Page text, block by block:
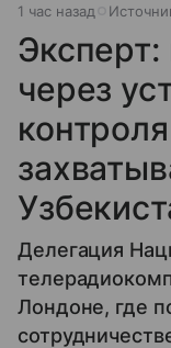
1 час назад
Эксперт:
через
Делегация
Лондоне, где